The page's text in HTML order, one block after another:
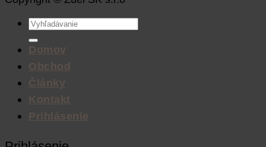
Hľadať:
Domov
Obchod
Články
Kontakt
Prihlásenie